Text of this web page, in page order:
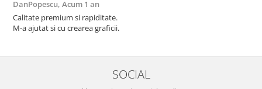
DanPopescu, Acum 1 an
Calitate premium si rapiditate.
M-a ajutat si cu crearea graficii.
SOCIAL